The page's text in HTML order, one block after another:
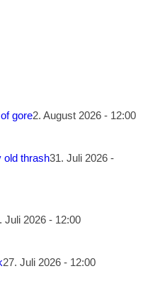
gore2. August 2026 - 12:00
old thrash31. Juli 2026 -
Juli 2026 - 12:00
27. Juli 2026 - 12:00